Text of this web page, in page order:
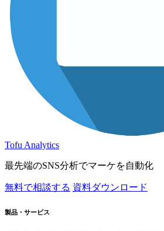
Tofu Analytics
最先端のSNS分析でマーケを自動化
無料で相談する 資料ダウンロード
製品・サービス